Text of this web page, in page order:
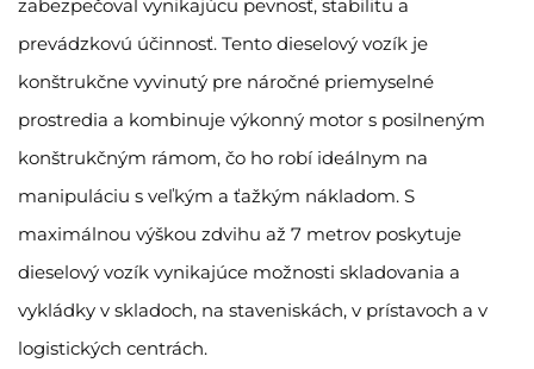
zabezpečoval vynikajúcu pevnosť, stabilitu a
prevádzkovú účinnosť. Tento dieselový vozík je
konštrukčne vyvinutý pre náročné priemyselné
prostredia a kombinuje výkonný motor s posilneným
konštrukčným rámom, čo ho robí ideálnym na
manipuláciu s veľkým a ťažkým nákladom. S
maximálnou výškou zdvihu až 7 metrov poskytuje
dieselový vozík vynikajúce možnosti skladovania a
vykládky v skladoch, na staveniskách, v prístavoch a v
logistických centrách.